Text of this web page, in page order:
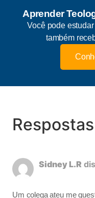
Aprender
Você pode
também
Sidney L.R
Um colega ateu me